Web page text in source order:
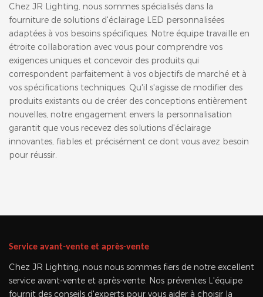
Chez JR Lighting, nous sommes spécialisés dans la
fourniture de solutions d'éclairage LED personnalisées
adaptées à vos besoins spécifiques. Notre équipe travaille en
étroite collaboration avec vous pour comprendre vos
exigences uniques et concevoir des produits qui
correspondent parfaitement à vos objectifs de marché et à
vos spécifications techniques. Qu'il s'agisse de modifier des
produits existants ou de créer des conceptions entièrement
nouvelles, notre engagement envers la personnalisation
garantit que vous recevez des solutions d'éclairage
innovantes, fiables et précisément ce dont vous avez besoin
pour réussir.
Service avant-vente et après-vente
Chez JR Lighting, nous nous sommes fiers de notre excellent
service avant-vente et après-vente. Nos préventes L'équipe
fournit des conseils d'experts pour vous aider à choisir la